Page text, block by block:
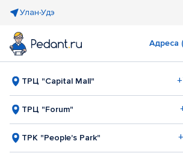
Улан-Удэ
Адреса
ТРЦ "Capital Mall"
ТРЦ "Forum"
ТРК "People's Park"